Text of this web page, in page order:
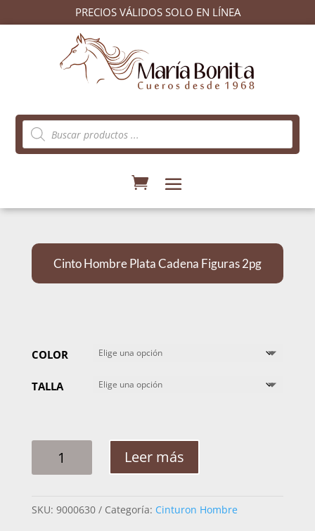
PRECIOS VÁLIDOS SOLO EN LÍNEA
Búsqueda
de
productos
Cinto Hombre Plata Cadena Figuras 2pg
COLOR
TALLA
HOMBRE
FIGURAS
Leer más
SKU: 9000630 Categoría: Cinturon Hombre